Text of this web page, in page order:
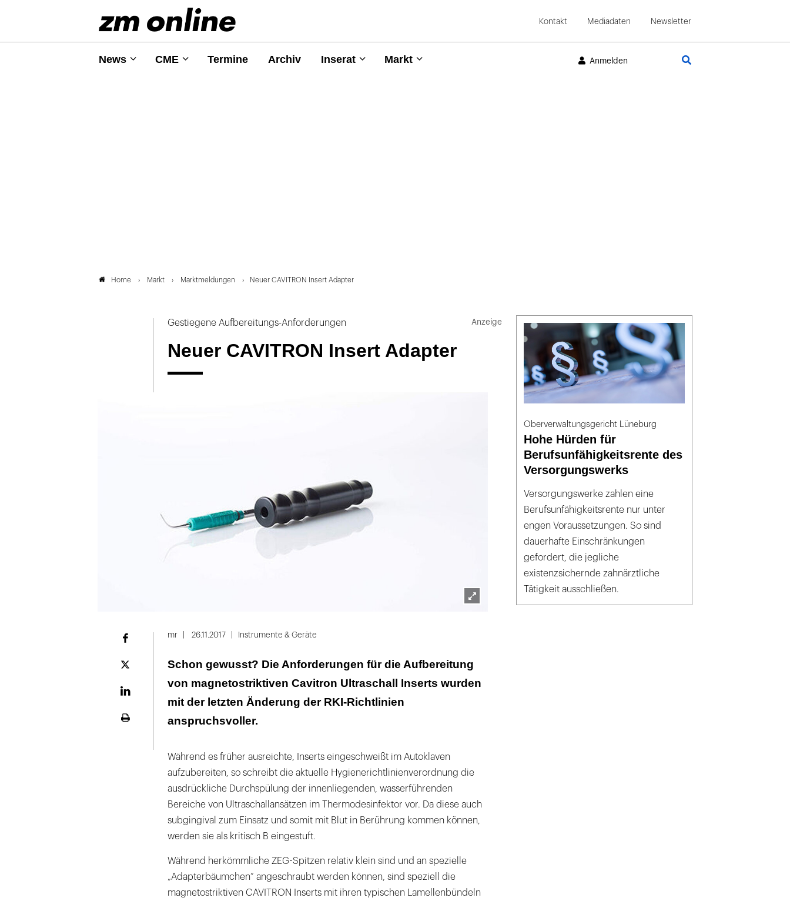
Kontakt Mediadaten Newsletter
News CME Termine Archiv Inserat Markt Anmelden
Home Markt Marktmeldungen Neuer CAVITRON Insert Adapter
Gestiegene Aufbereitungs-Anforderungen
Neuer CAVITRON Insert Adapter
Plattform
mr 26.11.2017 Instrumente & Geräte
Schon gewusst? Die Anforderungen für die Aufbereitung
von magnetostriktiven Cavitron Ultraschall Inserts wurden
mit der letzten Änderung der RKI-Richtlinien
anspruchsvoller.
Während es früher ausreichte, Inserts eingeschweißt im Autoklaven
aufzubereiten, so schreibt die aktuelle Hygienerichtlinienverordnung die
ausdrückliche Durchspülung der innenliegenden, wasserführenden
Bereiche von Ultraschallansätzen im Thermodesinfektor vor. Da diese auch
subgingival zum Einsatz und somit mit Blut in Berührung kommen können,
werden sie als kritisch B eingestuft.
Während herkömmliche ZEG-Spitzen relativ klein sind und an spezielle
„Adapterbäumchen“ angeschraubt werden können, sind speziell die
magnetostriktiven CAVITRON Inserts mit ihren typischen Lamellenbündeln
Oberverwaltungsgericht Lüneburg
Hohe Hürden für
Berufsunfähigkeitsrente des
Versorgungswerks
Versorgungswerke zahlen eine
Berufsunfähigkeitsrente nur unter
engen Voraussetzungen. So sind
dauerhafte Einschränkungen
gefordert, die jegliche
existenzsichernde zahnärztliche
Tätigkeit ausschließen.